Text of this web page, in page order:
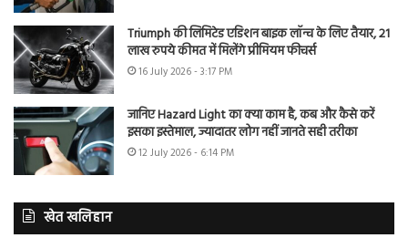
Triumph की लिमिटेड एडिशन बाइक लॉन्च के लिए तैयार, 21
लाख रुपये कीमत में मिलेंगे प्रीमियम फीचर्स
16 July 2026 - 3:17 PM
जानिए Hazard Light का क्या काम है, कब और कैसे करें
इसका इस्तेमाल, ज्यादातर लोग नहीं जानते सही तरीका
12 July 2026 - 6:14 PM
खेत खलिहान